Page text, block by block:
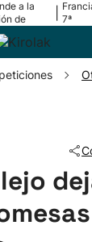
a la
de
7ª